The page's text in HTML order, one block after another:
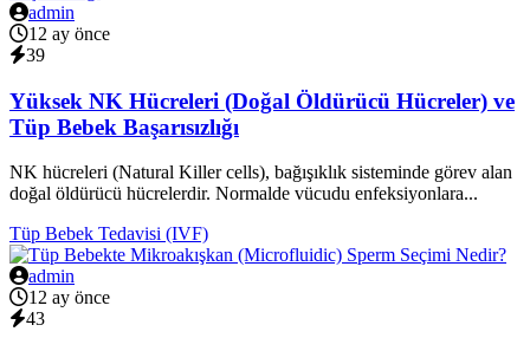
admin
12 ay önce
39
Yüksek NK Hücreleri (Doğal Öldürücü Hücreler) ve
Tüp Bebek Başarısızlığı
NK hücreleri (Natural Killer cells), bağışıklık sisteminde görev alan
doğal öldürücü hücrelerdir. Normalde vücudu enfeksiyonlara...
Tüp Bebek Tedavisi (IVF)
admin
12 ay önce
43